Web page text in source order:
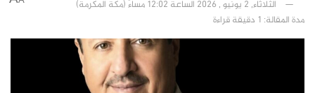
الثلاثاء, 2 يونيو , 2026 الساعة 12:02 مساءً (مكة المكرمة)
مدة المقالة: 1 دقيقة قراءة